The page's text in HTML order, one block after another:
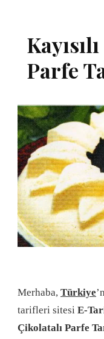
Parfe
Merhaba, Türkiye
tarifleri sitesi E-
Çikolatalı Parfe